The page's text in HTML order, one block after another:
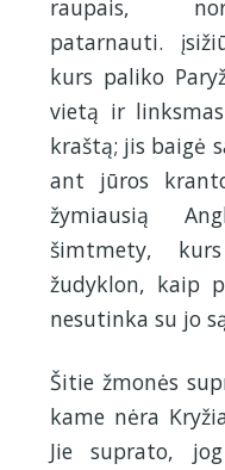
raupais,
patarnauti.
kurs paliko
vietą ir
kraštą; jis baigė
ant jūros
žymiausią
šimtmety,
žudyklon, kaip
nesutinka su jo
Šitie žmonės
kame nėra
Jie suprato,